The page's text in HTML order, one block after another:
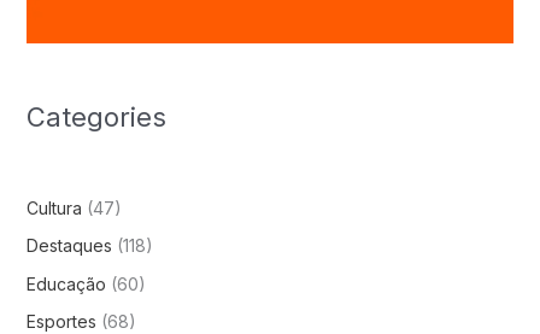
Categories
Cultura (47)
Destaques (118)
Educação (60)
Esportes (68)